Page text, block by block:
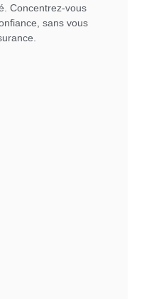
Concentrez-vous
sans vous